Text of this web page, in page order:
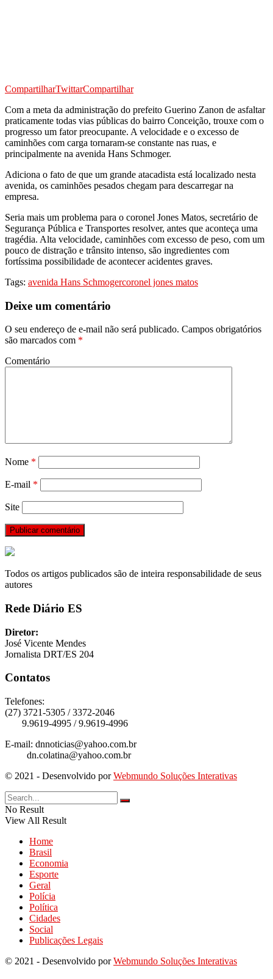
CompartilharTwittarCompartilhar
Com a meta da administração do prefeito Guerino Zanon de asfaltar
praticamente todas vias públicas do bairro Conceição, trouxe com o
progresso um fator preocupante. A velocidade e o excesso de
caminhões com carga tornaram-se constante nas ruas, e
principalmente na avenida Hans Schmoger.
Adiciona o fato de que um grande atacadista está localizado nesta
avenida, os caminhões pesados chegam para descarregar na
empresa.
Seria mais um problema para o coronel Jones Matos, secretário de
Segurança Pública e Transportes resolver, antes que aconteça uma
tragédia. Alta velocidade, caminhões com excesso de peso, com um
pouco de distração e trânsito intenso, são ingredientes com
fortíssima possibilidade de acontecer acidentes graves.
Tags: avenida Hans Schmogercoronel jones matos
Deixe um comentário
O seu endereço de e-mail não será publicado. Campos obrigatórios
são marcados com *
Comentário
Nome *
E-mail *
Site
Todos os artigos publicados são de inteira responsabilidade de seus
autores
Rede Diário ES
Diretor:
José Vicente Mendes
Jornalista DRT/ES 204
Contatos
Telefones:
(27) 3721-5305 / 3372-2046
9.9619-4995 / 9.9619-4996
E-mail: dnnoticias@yahoo.com.br
dn.colatina@yahoo.com.br
© 2021 - Desenvolvido porWebmundo Soluções Interativas
No Result
View All Result
Home
Brasil
Economia
Esporte
Geral
Polícia
Política
Cidades
Social
Publicações Legais
© 2021 - Desenvolvido porWebmundo Soluções Interativas